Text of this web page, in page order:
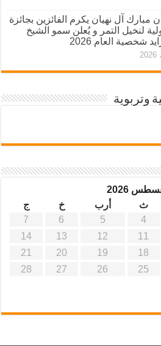
مبارك آل نهيان يكرم الفائزين بجائزة
لنخيل التمر و يُعلن سمو الشيخ
شخصية العام 2026
وتربوية
2026
ث أرب خ
ج
4
5
6
7
11
12
13
14
18
19
20
21
25
26
27
28